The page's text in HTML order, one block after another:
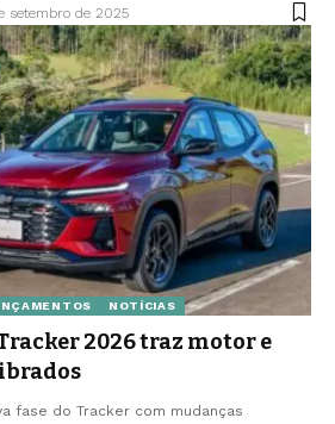
setembro de 2025
NOTÍCIAS
2026 traz motor e
fase do Tracker com mudanças